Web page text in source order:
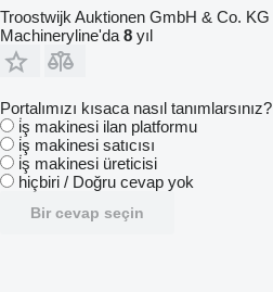
Troostwijk Auktionen GmbH & Co. KG
Machineryline'da 8 yıl
Portalımızı kısaca nasıl tanımlarsınız?
i̇ş makinesi ilan platformu
i̇ş makinesi satıcısı
i̇ş makinesi üreticisi
hiçbiri / Doğru cevap yok
Bir cevap seçin